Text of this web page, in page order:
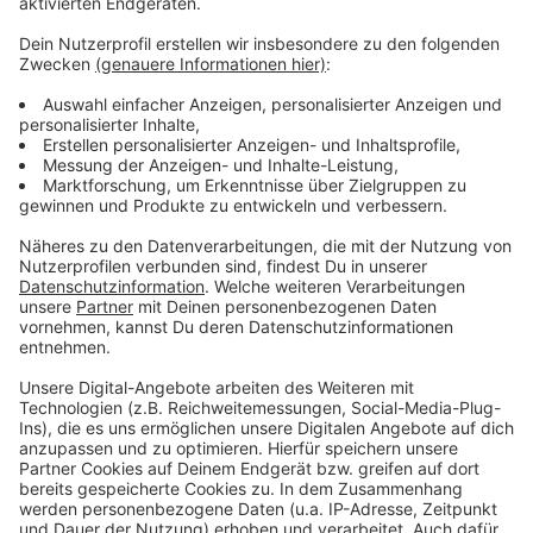
Das ist der Atzeventskalender
Anzeige
Wir öffnen mit euch jeden Tag ein Türchen. Dazu
haben wir euch Deutschlands besten Türchensteher
organisiert. Atze Schröder bringt uns seinen
Atzeventskalnder jeden Morgen frei Haus. Lustig,
(be)sinnlich und mit Locken. Und jetzt ran ans Türchen.
Viel Spaß.